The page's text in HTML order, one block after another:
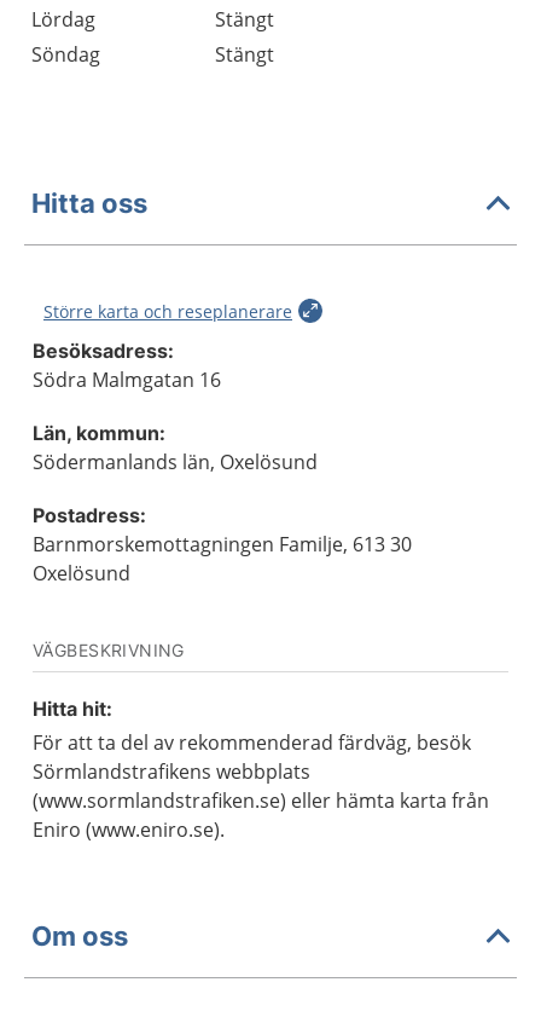
Lördag
Stängt
Söndag
Stängt
Hitta oss
Större karta och reseplanerare
Besöksadress:
Södra Malmgatan 16
Län, kommun:
Södermanlands län, Oxelösund
Postadress:
Barnmorskemottagningen Familje, 613 30
Oxelösund
VÄGBESKRIVNING
Hitta hit:
För att ta del av rekommenderad färdväg, besök
Sörmlandstrafikens webbplats
(www.sormlandstrafiken.se) eller hämta karta från
Eniro (www.eniro.se).
Om oss